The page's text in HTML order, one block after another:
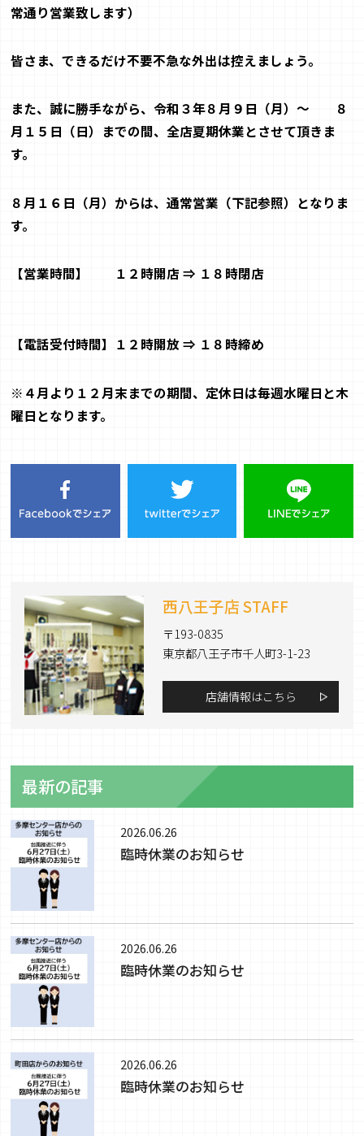
常通り営業致します）
皆さま、できるだけ不要不急な外出は控えましょう。
また、誠に勝手ながら、令和３年８月９日（月）～ ８
月１５日 （日） までの間、全店夏期休業とさせて頂きま
す。
８月１６日（月）からは、通常営業（下記参照）となりま
す。
【営業時間】 １２時開店 ⇒ １８時閉店
【電話受付時間】 １２時開放 ⇒ １８時締め
※ ４月より１２月末までの期間、定休日は毎週水曜日と木
曜日となります。
西八王子店 STAFF
〒193-0835
東京都八王子市千人町3-1-23
店舗情報はこちら
最新の記事
2026.06.26
臨時休業のお知らせ
2026.06.26
臨時休業のお知らせ
2026.06.26
臨時休業のお知らせ